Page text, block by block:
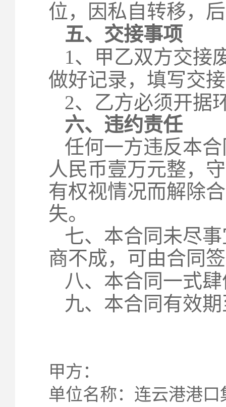
位，因私自转移，
五、交接事项
1、甲乙双方交接
做好记录，填写交
2、乙方必须开据
六、违约责任
任何一方违反本
人民币壹万元整，
有权视情况而解除
失。
七、本合同未尽
商不成，可由合同
八、本合同一式
九、本合同有效
甲方：
单位名称：连云港港